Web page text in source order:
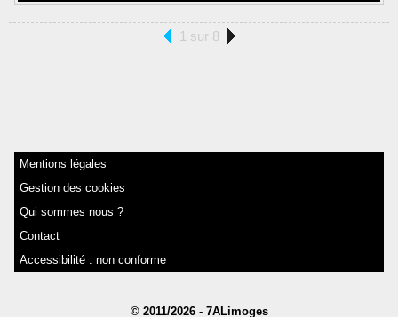
1 sur 8
Mentions légales
Gestion des cookies
Qui sommes nous ?
Contact
Accessibilité : non conforme
© 2011/2026 - 7ALimoges